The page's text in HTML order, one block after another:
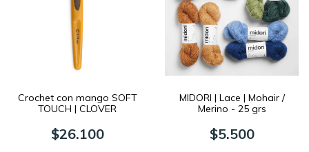
Crochet con mango SOFT
TOUCH | CLOVER
$26.100
MIDORI | Lace | Mohair /
Merino - 25 grs
$5.500